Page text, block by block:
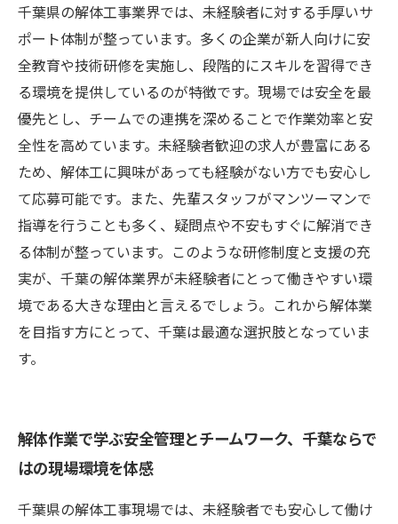
千葉県の解体工事業界では、未経験者に対する手厚いサ
ポート体制が整っています。多くの企業が新人向けに安
全教育や技術研修を実施し、段階的にスキルを習得でき
る環境を提供しているのが特徴です。現場では安全を最
優先とし、チームでの連携を深めることで作業効率と安
全性を高めています。未経験者歓迎の求人が豊富にある
ため、解体工に興味があっても経験がない方でも安心し
て応募可能です。また、先輩スタッフがマンツーマンで
指導を行うことも多く、疑問点や不安もすぐに解消でき
る体制が整っています。このような研修制度と支援の充
実が、千葉の解体業界が未経験者にとって働きやすい環
境である大きな理由と言えるでしょう。これから解体業
を目指す方にとって、千葉は最適な選択肢となっていま
す。
解体作業で学ぶ安全管理とチームワーク、千葉ならで
はの現場環境を体感
千葉県の解体工事現場では、未経験者でも安心して働け